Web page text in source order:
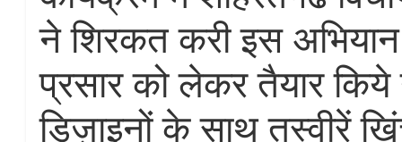
ने शिरकत करी इस
प्रसार को लेकर तैयार किये
डिज़ाइनों के साथ तस्वीरें